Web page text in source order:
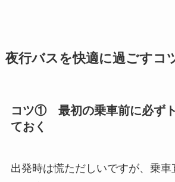
夜行バスを快適に過ごすコ
コツ① 最初の乗車前に必ず
ておく
出発時は慌ただしいですが、乗車